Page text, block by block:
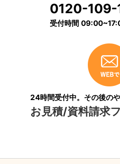
0120-109-
受付時間
24時間受付中。その後の
お見積/資料請求